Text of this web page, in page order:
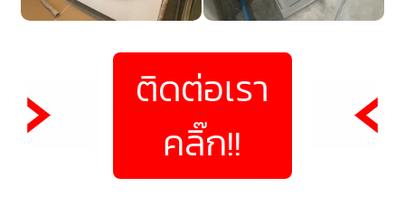
ติดต่อเรา
คลิ๊ก!!